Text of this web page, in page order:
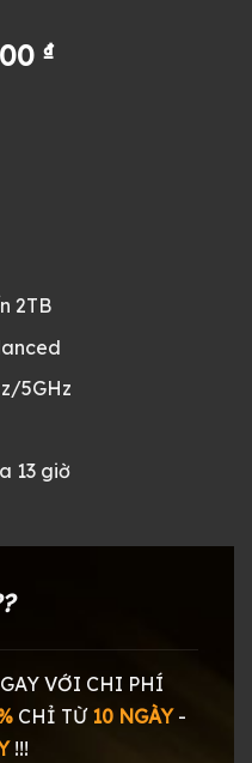
₫.
₫Giá
2TB
5GHz
13 giờ
VỚI CHI PHÍ
CHỈ TỪ 10 NGÀY-
!!!